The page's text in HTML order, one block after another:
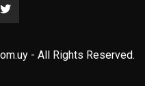
- All Rights Reserved.